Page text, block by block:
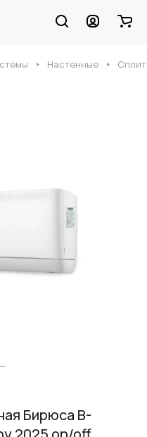
Настенные
Бирюса B-